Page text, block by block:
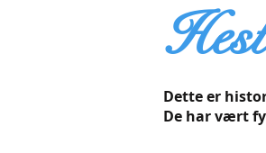
Dette er
De har vært